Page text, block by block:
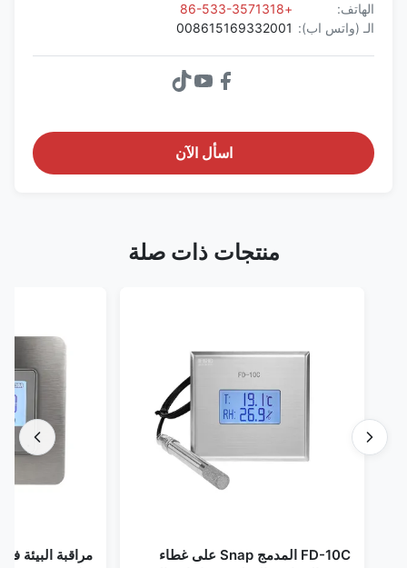
الهاتف:
الـ (واتس اب): 008615169332001
اسأل الآن
منتجات ذات صلة
FD-10C المدمج Snap على غطاء
مراقبة البيئة في